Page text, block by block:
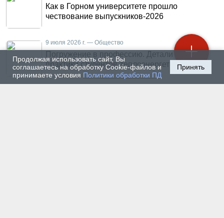
Продолжая использовать сайт, Вы
соглашаетесь на обработку Cookie-файлов и
принимаете условия Политики обработки ПД
Принять
Как в Горном университете прошло
чествование выпускников-2026
9 июля 2026 г. — Общество
Погружение в профессию. Детали летней
практики студентов-теплоэнергетиков